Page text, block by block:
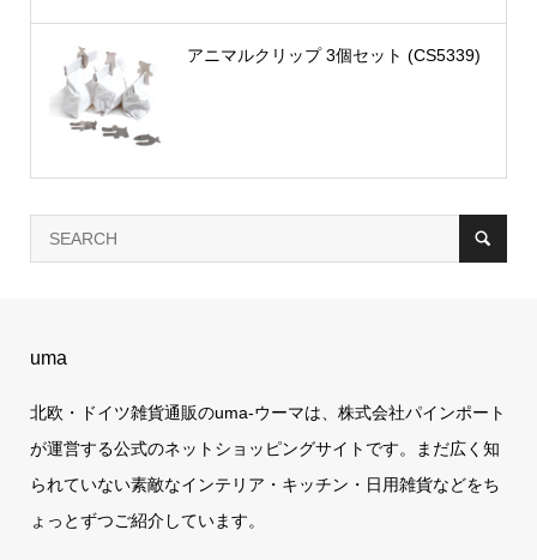
アニマルクリップ 3個セット (CS5339)
uma
北欧・ドイツ雑貨通販のuma-ウーマは、株式会社パインポート
が運営する公式のネットショッピングサイトです。まだ広く知
られていない素敵なインテリア・キッチン・日用雑貨などをち
ょっとずつご紹介しています。